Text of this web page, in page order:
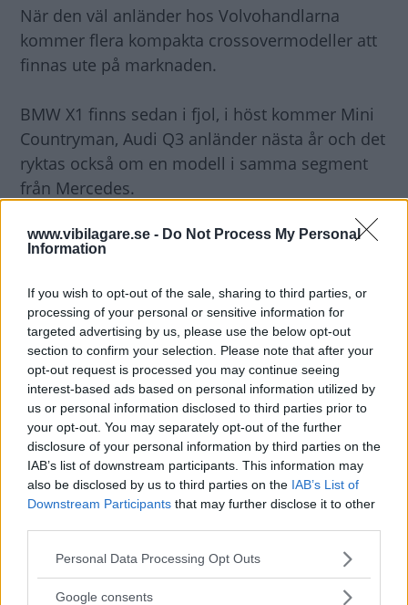
www.vibilagare.se - Do Not Process My Personal
Information
If you wish to opt-out of the sale, sharing to third parties, or
processing of your personal or sensitive information for
targeted advertising by us, please use the below opt-out
section to confirm your selection. Please note that after your
opt-out request is processed you may continue seeing
interest-based ads based on personal information utilized by
us or personal information disclosed to third parties prior to
your opt-out. You may separately opt-out of the further
disclosure of your personal information by third parties on the
IAB’s list of downstream participants. This information may
also be disclosed by us to third parties on the IAB’s List of
Downstream Participants that may further disclose it to other
Please note that this website/app uses one or more Google
not limited to your visit or usage behaviour. You may click to
Personal Data Processing Opt Outs
Google consents
När den väl anländer hos Volvohandlarna
kommer flera kompakta crossovermodeller att
finnas ute på marknaden.
BMW X1 finns sedan i fjol, i höst kommer Mini
Countryman, Audi Q3 anländer nästa år och det
ryktas också om en modell i samma segment
från Mercedes.
C30 med fem dörrar
som CarsGuide har att bjuda på - Volvo arbetar
också på en femdörrarsvariant av C30.
Diskutera: Vad tycker du om en Volvo XC30? Är
det rätt väg att gå för Volvo?